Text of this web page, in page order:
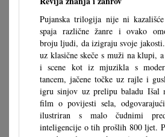
Pujanska trilogija nije ni
spaja različne žanre i ovako
broju ljudi, da izigraju svoje
uz klasične skeče s muži na klupi,
i scene kot iz mjuzikla s
tancem, jačene točke uz rajle i
igru sinjov uz prelipu baladu
film o povijesti sela, odgovarajući
ilustriran s malo čudnimi
inteligencije o tih prošlih 800 ljet.